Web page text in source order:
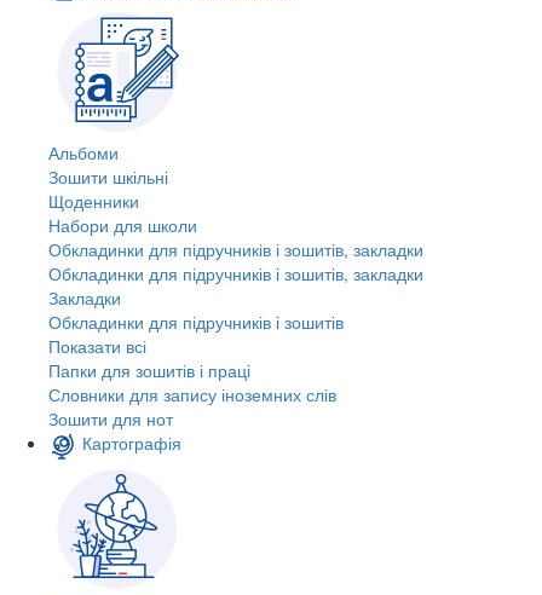
Альбоми
Зошити шкільні
Щоденники
Набори для школи
Обкладинки для підручників і зошитів, закладки
Обкладинки для підручників і зошитів, закладки
Закладки
Обкладинки для підручників і зошитів
Показати всі
Папки для зошитів і праці
Словники для запису іноземних слів
Зошити для нот
Картографія